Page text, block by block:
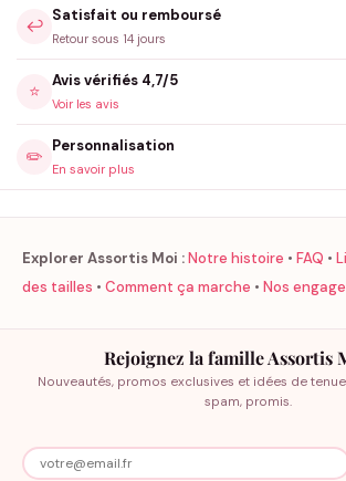
↩️
Satisfait ou remboursé
Retour sous 14 jours
⭐
Avis vérifiés 4,7/5
Voir les avis
✏️
Personnalisation
En savoir plus
Explorer Assortis Moi :Notre histoire • FAQ •
des tailles • Comment ça marche • Nos
Rejoignez la famille Assortis
Nouveautés, promos exclusives et idées de
spam, promis.